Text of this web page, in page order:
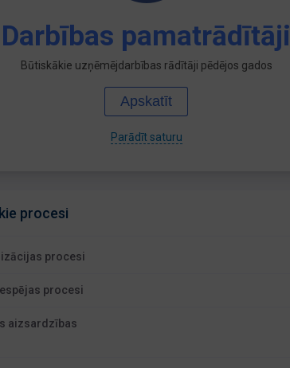
Darbības pamatrādītāji
Būtiskākie uzņēmējdarbības rādītāji pēdējos gados
Apskatīt
Parādīt saturu
procesi
procesi
procesi
aizsardzības